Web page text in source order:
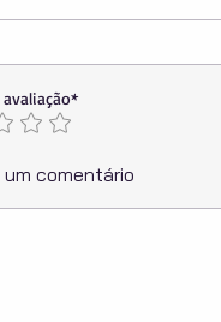
um comentário